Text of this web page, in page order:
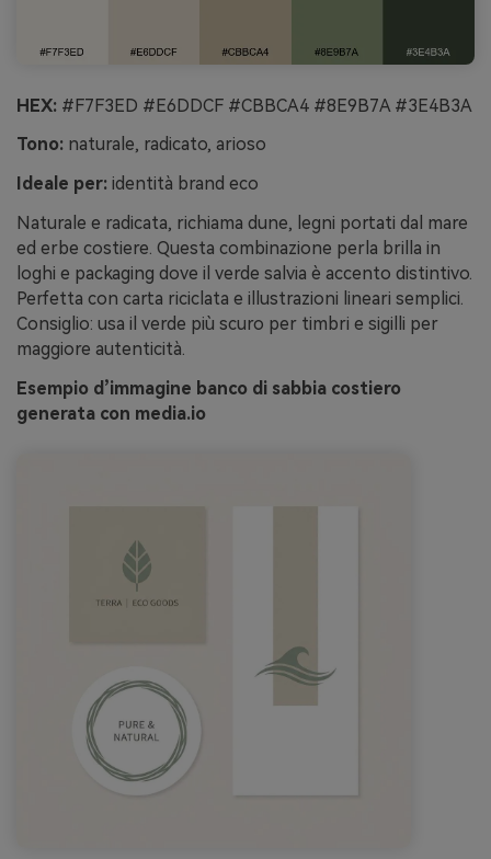
HEX: #F7F3ED #E6DDCF #CBBCA4 #8E9B7A #3E4B3A
Tono: naturale, radicato, arioso
Ideale per: identità brand eco
Naturale e radicata, richiama dune, legni portati dal mare
ed erbe costiere. Questa combinazione perla brilla in
loghi e packaging dove il verde salvia è accento distintivo.
Perfetta con carta riciclata e illustrazioni lineari semplici.
Consiglio: usa il verde più scuro per timbri e sigilli per
maggiore autenticità.
Esempio d’immagine banco di sabbia costiero
generata con media.io